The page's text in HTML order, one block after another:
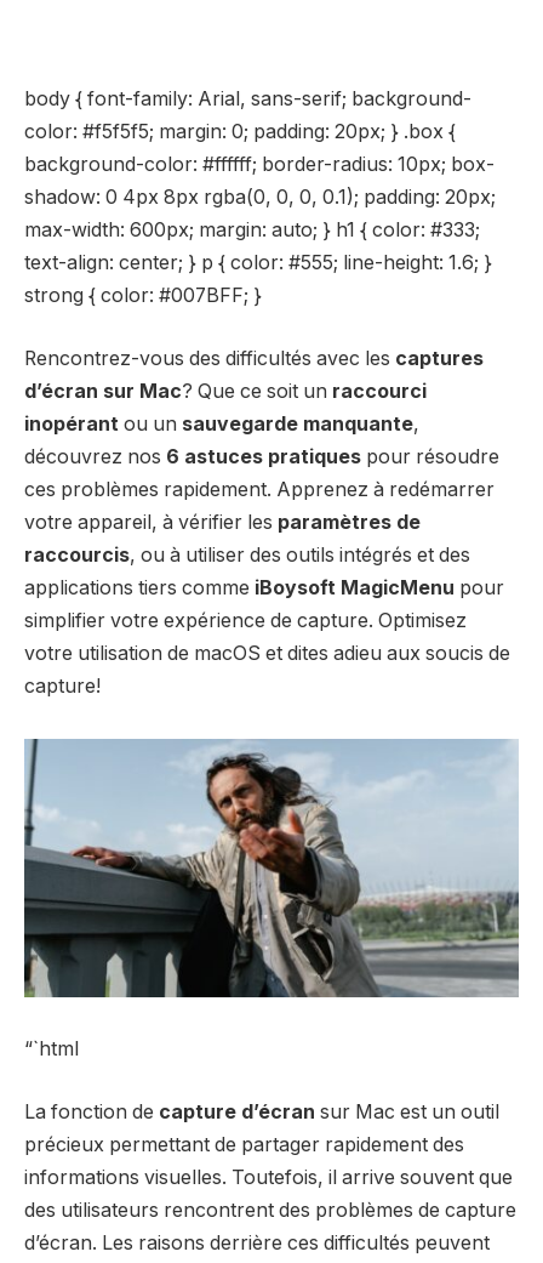
body { font-family: Arial, sans-serif; background-
color: #f5f5f5; margin: 0; padding: 20px; } .box {
background-color: #ffffff; border-radius: 10px; box-
shadow: 0 4px 8px rgba(0, 0, 0, 0.1); padding: 20px;
max-width: 600px; margin: auto; } h1 { color: #333;
text-align: center; } p { color: #555; line-height: 1.6; }
strong { color: #007BFF; }
Rencontrez-vous des difficultés avec les captures
d’écran sur Mac? Que ce soit un raccourci
inopérant ou un sauvegarde manquante,
découvrez nos 6 astuces pratiques pour résoudre
ces problèmes rapidement. Apprenez à redémarrer
votre appareil, à vérifier les paramètres de
raccourcis, ou à utiliser des outils intégrés et des
applications tiers comme iBoysoft MagicMenu pour
simplifier votre expérience de capture. Optimisez
votre utilisation de macOS et dites adieu aux soucis de
capture!
“`html
La fonction de capture d’écran sur Mac est un outil
précieux permettant de partager rapidement des
informations visuelles. Toutefois, il arrive souvent que
des utilisateurs rencontrent des problèmes de capture
d’écran. Les raisons derrière ces difficultés peuvent